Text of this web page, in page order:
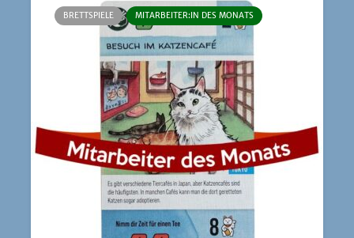
BRETTSPIELE MITARBEITER:IN DES MONATS